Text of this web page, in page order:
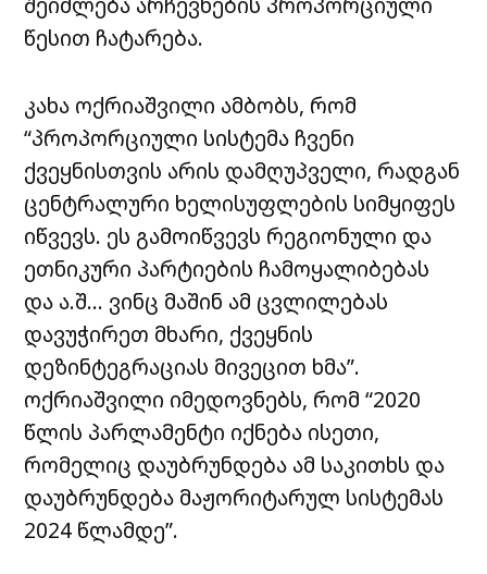
წესით ჩატარება.
კახა ოქრიაშვილი ამბობს, რომ
“პროპორციული სისტემა ჩვენი
ქვეყნისთვის არის დამღუპველი, რადგან
ცენტრალური ხელისუფლების სიმყიფეს
იწვევს. ეს გამოიწვევს რეგიონული და
ეთნიკური პარტიების ჩამოყალიბებას
და ა.შ… ვინც მაშინ ამ ცვლილებას
დავუჭირეთ მხარი, ქვეყნის
დეზინტეგრაციას მივეცით ხმა”.
ოქრიაშვილი იმედოვნებს, რომ “2020
წლის პარლამენტი იქნება ისეთი,
რომელიც დაუბრუნდება ამ საკითხს და
დაუბრუნდება მაჟორიტარულ სისტემას
2024 წლამდე”.